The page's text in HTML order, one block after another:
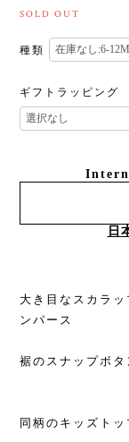
SOLD OUT
種類
ギフトラッピング
日
大き目なスカラ
ンパース
裾のスナップボ
同柄のキッズト